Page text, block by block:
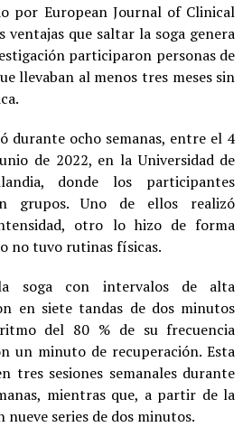
por European Journal of Clinical
que saltar la soga genera
participaron personas de
llevaban al menos tres meses sin
durante ocho semanas, entre el 4
de 2022, en la Universidad de
donde los participantes
grupos. Uno de ellos realizó
otro lo hizo de forma
no tuvo rutinas físicas.
soga con intervalos de alta
en siete tandas de dos minutos
del 80 % de su frecuencia
un minuto de recuperación. Esta
tres sesiones semanales durante
mientras que, a partir de la
series de dos minutos.